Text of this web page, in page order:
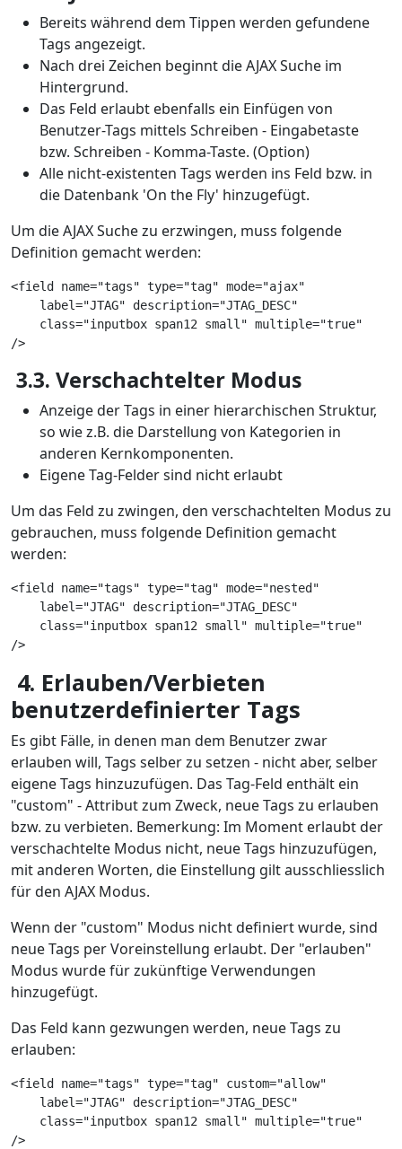
Bereits während dem Tippen werden gefundene
Tags angezeigt.
Nach drei Zeichen beginnt die AJAX Suche im
Hintergrund.
Das Feld erlaubt ebenfalls ein Einfügen von
Benutzer-Tags mittels Schreiben - Eingabetaste
bzw. Schreiben - Komma-Taste. (Option)
Alle nicht-existenten Tags werden ins Feld bzw. in
die Datenbank 'On the Fly' hinzugefügt.
Um die AJAX Suche zu erzwingen, muss folgende
Definition gemacht werden:
<field name="tags" type="tag" mode="ajax"
    label="JTAG" description="JTAG_DESC"
    class="inputbox span12 small" multiple="true"
/>
3.3. Verschachtelter Modus
Anzeige der Tags in einer hierarchischen Struktur,
so wie z.B. die Darstellung von Kategorien in
anderen Kernkomponenten.
Eigene Tag-Felder sind nicht erlaubt
Um das Feld zu zwingen, den verschachtelten Modus zu
gebrauchen, muss folgende Definition gemacht
werden:
<field name="tags" type="tag" mode="nested"
    label="JTAG" description="JTAG_DESC"
    class="inputbox span12 small" multiple="true"
/>
4. Erlauben/Verbieten
benutzerdefinierter Tags
Es gibt Fälle, in denen man dem Benutzer zwar
erlauben will, Tags selber zu setzen - nicht aber, selber
eigene Tags hinzuzufügen. Das Tag-Feld enthält ein
"custom" - Attribut zum Zweck, neue Tags zu erlauben
bzw. zu verbieten. Bemerkung: Im Moment erlaubt der
verschachtelte Modus nicht, neue Tags hinzuzufügen,
mit anderen Worten, die Einstellung gilt ausschliesslich
für den AJAX Modus.
Wenn der "custom" Modus nicht definiert wurde, sind
neue Tags per Voreinstellung erlaubt. Der "erlauben"
Modus wurde für zukünftige Verwendungen
hinzugefügt.
Das Feld kann gezwungen werden, neue Tags zu
erlauben:
<field name="tags" type="tag" custom="allow"
    label="JTAG" description="JTAG_DESC"
    class="inputbox span12 small" multiple="true"
/>